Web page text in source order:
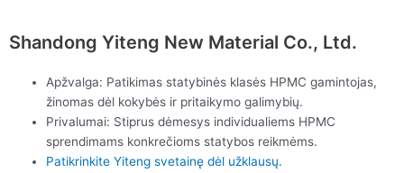
Shandong Yiteng New Material Co., Ltd.
Apžvalga: Patikimas statybinės klasės HPMC gamintojas,
žinomas dėl kokybės ir pritaikymo galimybių.
Privalumai: Stiprus dėmesys individualiems HPMC
sprendimams konkrečioms statybos reikmėms.
Patikrinkite Yiteng svetainę dėl užklausų.